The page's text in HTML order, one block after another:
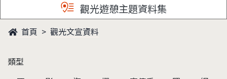
觀光遊憩主題資料集
首頁 觀光文宣資料
類型